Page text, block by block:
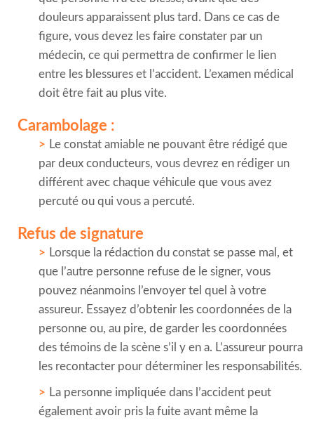
douleurs apparaissent plus tard. Dans ce cas de
figure, vous devez les faire constater par un
médecin, ce qui permettra de confirmer le lien
entre les blessures et l’accident. L’examen médical
doit être fait au plus vite.
Carambolage :
Le constat amiable ne pouvant être rédigé que
par deux conducteurs, vous devrez en rédiger un
différent avec chaque véhicule que vous avez
percuté ou qui vous a percuté.
Refus de signature
Lorsque la rédaction du constat se passe mal, et
que l’autre personne refuse de le signer, vous
pouvez néanmoins l’envoyer tel quel à votre
assureur. Essayez d’obtenir les coordonnées de la
personne ou, au pire, de garder les coordonnées
des témoins de la scène s’il y en a. L’assureur pourra
les recontacter pour déterminer les responsabilités.
La personne impliquée dans l’accident peut
également avoir pris la fuite avant même la